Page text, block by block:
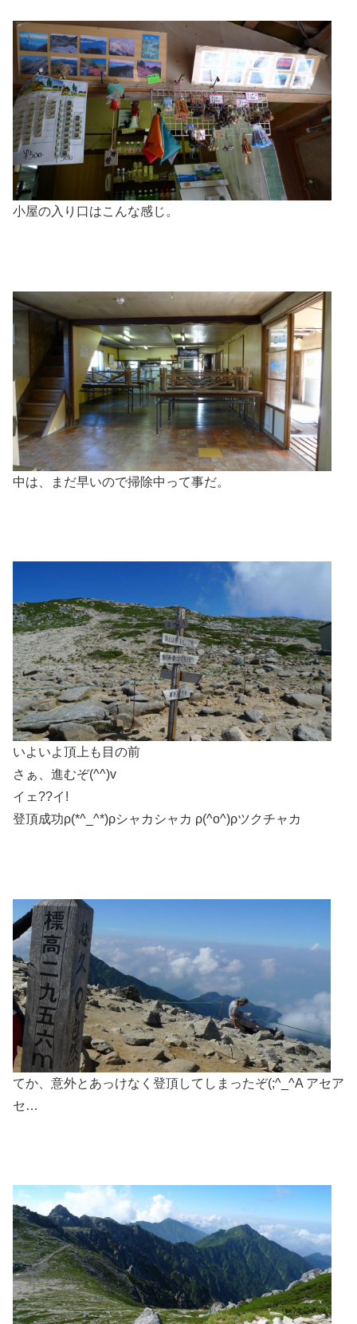
小屋の入り口はこんな感じ。
中は、まだ早いので掃除中って事だ。
いよいよ頂上も目の前
さぁ、進むぞ(^^)v
イェ??イ!
登頂成功ρ(*^_^*)ρシャカシャカ ρ(^o^)ρツクチャカ
てか、意外とあっけなく登頂してしまったぞ(;^_^A アセア
セ…